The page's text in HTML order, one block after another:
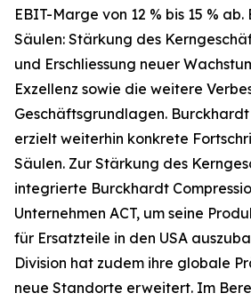
EBIT-Marge von 12 % bis 15 %
Säulen: Stärkung des
und Erschliessung neuer
Exzellenz sowie die weitere
Geschäftsgrundlagen. Burckhardt
erzielt weiterhin konkrete
Säulen. Zur Stärkung des
integrierte Burckhardt
Unternehmen ACT, um seine
für Ersatzteile in den USA
Division hat zudem ihre globale
neue Standorte erweitert. Im